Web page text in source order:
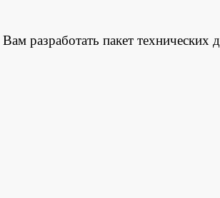
разработать пакет технических